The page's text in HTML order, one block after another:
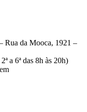
Rua da Mooca, 1921 –
a 6ª das 8h às 20h)